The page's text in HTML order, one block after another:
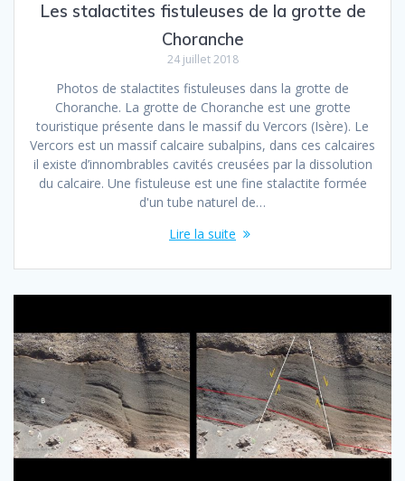
Les stalactites fistuleuses de la grotte de
Choranche
24 juillet 2018
Photos de stalactites fistuleuses dans la grotte de
Choranche. La grotte de Choranche est une grotte
touristique présente dans le massif du Vercors (Isère). Le
Vercors est un massif calcaire subalpins, dans ces calcaires
il existe d’innombrables cavités creusées par la dissolution
du calcaire. Une fistuleuse est une fine stalactite formée
d'un tube naturel de…
Lire la suite